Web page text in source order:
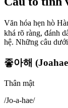
Văn hóa hẹn hò
khá rõ ràng, đánh
hệ. Những câu
좋아해
Thân mật
/Jo-a-hae/